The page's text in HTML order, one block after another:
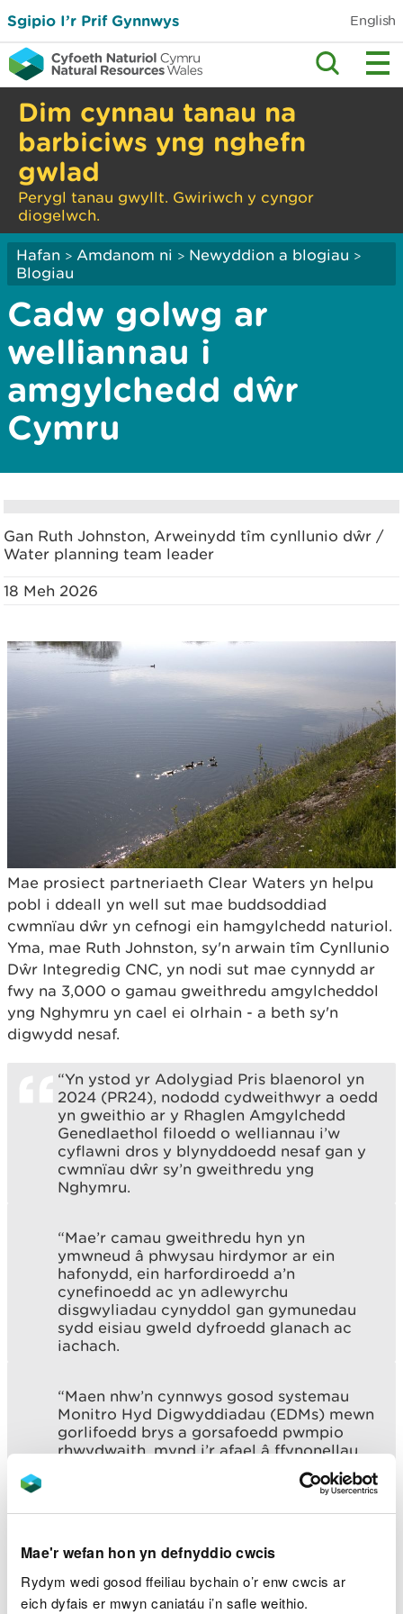
Mae'r wefan hon yn defnyddio cwcis
Rydym wedi gosod ffeiliau bychain o’r enw cwcis ar
eich dyfais er mwyn caniatáu i’n safle weithio.
Sgipio I’r Prif Gynnwys English
Dim cynnau tanau na
barbiciws yng nghefn
gwlad
Perygl tanau gwyllt. Gwiriwch y cyngor
diogelwch.
Hafan > Amdanom ni > Newyddion a blogiau >
Blogiau
Cadw golwg ar
welliannau i
amgylchedd dŵr
Cymru
Gan Ruth Johnston, Arweinydd tîm cynllunio dŵr /
Water planning team leader
18 Meh 2026
Mae prosiect partneriaeth Clear Waters yn helpu
pobl i ddeall yn well sut mae buddsoddiad
cwmnïau dŵr yn cefnogi ein hamgylchedd naturiol.
Yma, mae Ruth Johnston, sy'n arwain tîm Cynllunio
Dŵr Integredig CNC, yn nodi sut mae cynnydd ar
fwy na 3,000 o gamau gweithredu amgylcheddol
yng Nghymru yn cael ei olrhain - a beth sy'n
digwydd nesaf.
“Yn ystod yr Adolygiad Pris blaenorol yn
2024 (PR24), nododd cydweithwyr a oedd
yn gweithio ar y Rhaglen Amgylchedd
Genedlaethol filoedd o welliannau i’w
cyflawni dros y blynyddoedd nesaf gan y
cwmnïau dŵr sy’n gweithredu yng
Nghymru.
“Mae’r camau gweithredu hyn yn
ymwneud â phwysau hirdymor ar ein
hafonydd, ein harfordiroedd a’n
cynefinoedd ac yn adlewyrchu
disgwyliadau cynyddol gan gymunedau
sydd eisiau gweld dyfroedd glanach ac
iachach.
“Maen nhw’n cynnwys gosod systemau
Monitro Hyd Digwyddiadau (EDMs) mewn
gorlifoedd brys a gorsafoedd pwmpio
rhwydwaith, mynd i’r afael â ffynonellau
llygredd, a rhoi mesurau ar waith i leihau
niwed i bysgod a bywyd gwyllt mewn
ecosystemau.
“Mae pum cwmni dŵr yn gweithredu yng